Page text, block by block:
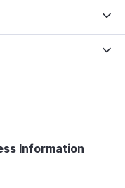
Information